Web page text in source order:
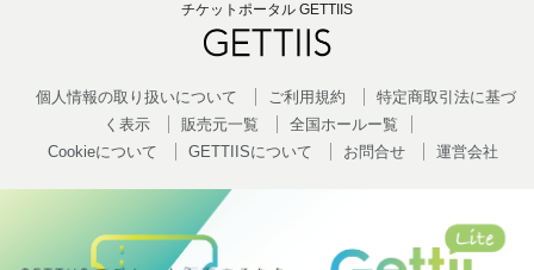
チケットポータル GETTIIS
個人情報の取り扱いについて ご利用規約
特定商取引法に基づ
く表示
販売元一覧
全国ホールー覧
Cookieについて
GETTIISについて お問合せ 運営会社